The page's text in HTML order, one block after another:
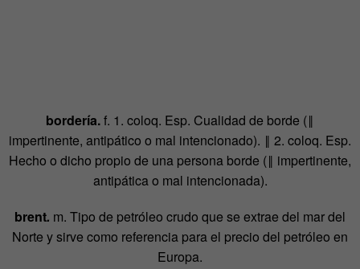
bordería.f. 1. coloq. Esp. Cualidad de borde (‖
impertinente, antipático o mal intencionado). ‖ 2. coloq. Esp.
Hecho o dicho propio de una persona borde (‖ impertinente,
antipática o mal intencionada).
brent. m. Tipo de petróleo crudo que se extrae del mar del
Norte y sirve como referencia para el precio del petróleo en
Europa.